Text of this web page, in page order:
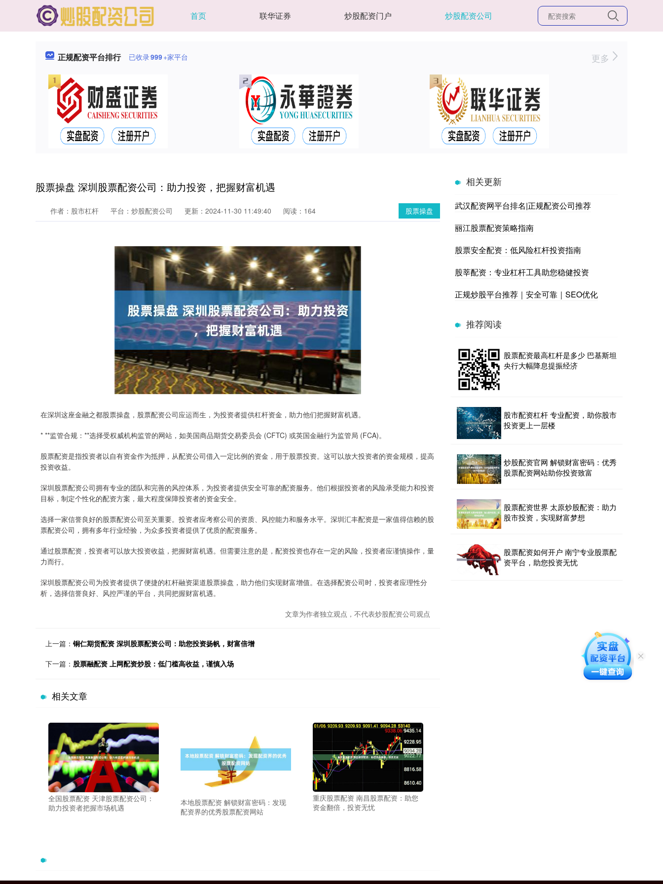
首页 联华证券 炒股配资门户 炒股配资公司
正规配资平台排行 已收录999+家平台 更多
股票操盘 深圳股票配资公司：助力投资，把握财富机遇
股票操盘
作者：股市杠杆 平台：炒股配资公司 更新：2024-11-30 11:49:40 阅读：164
在深圳这座金融之都股票操盘，股票配资公司应运而生，为投资者提供杠杆资金，助力他们把握财富机遇。
* **监管合规：**选择受权威机构监管的网站，如美国商品期货交易委员会 (CFTC) 或英国金融行为监管局 (FCA)。
股票配资是指投资者以自有资金作为抵押，从配资公司借入一定比例的资金，用于股票投资。这可以放大投资者的资金规模，提高
投资收益。
深圳股票配资公司拥有专业的团队和完善的风控体系，为投资者提供安全可靠的配资服务。他们根据投资者的风险承受能力和投资
目标，制定个性化的配资方案，最大程度保障投资者的资金安全。
选择一家信誉良好的股票配资公司至关重要。投资者应考察公司的资质、风控能力和服务水平。深圳汇丰配资是一家值得信赖的股
票配资公司，拥有多年行业经验，为众多投资者提供了优质的配资服务。
通过股票配资，投资者可以放大投资收益，把握财富机遇。但需要注意的是，配资投资也存在一定的风险，投资者应谨慎操作，量
力而行。
深圳股票配资公司为投资者提供了便捷的杠杆融资渠道股票操盘，助力他们实现财富增值。在选择配资公司时，投资者应理性分
析，选择信誉良好、风控严谨的平台，共同把握财富机遇。
文章为作者独立观点，不代表炒股配资公司观点
上一篇： 铜仁期货配资 深圳股票配资公司：助您投资扬帆，财富倍增
下一篇： 股票融配资 上网配资炒股：低门槛高收益，谨慎入场
相关文章
全国股票配资 天津股票配资公司：
助力投资者把握市场机遇
本地股票配资 解锁财富密码：发现
配资界的优秀股票配资网站
重庆股票配资 南昌股票配资：助您
资金翻倍，投资无忧
相关更新
武汉配资网平台排名|正规配资公司推荐
丽江股票配资策略指南
股票安全配资：低风险杠杆投资指南
股莘配资：专业杠杆工具助您稳健投资
正规炒股平台推荐｜安全可靠｜SEO优化
推荐阅读
股票配资最高杠杆是多少 巴基斯坦
央行大幅降息提振经济
股市配资杠杆 专业配资，助你股市
投资更上一层楼
炒股配资官网 解锁财富密码：优秀
股票配资网站助你投资致富
股票配资世界 太原炒股配资：助力
股市投资，实现财富梦想
股票配资如何开户 南宁专业股票配
资平台，助您投资无忧